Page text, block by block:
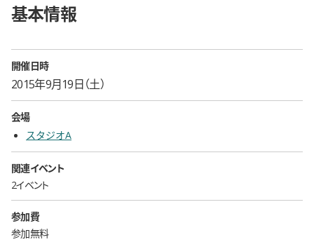
基本情報
開催日時
2015年9月19日（土）
会場
スタジオA
関連イベント
2イベント
参加費
参加無料